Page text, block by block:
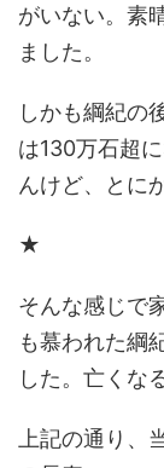
がいない。素
ました。
しかも綱紀の
は130万石超
んけど、とに
★
そんな感じで
も慕われた綱
した。亡くな
上記の通り、